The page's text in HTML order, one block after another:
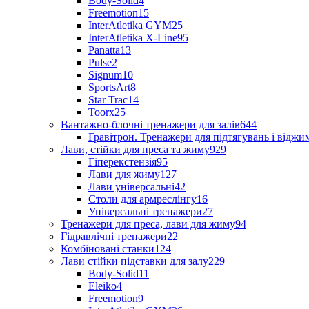
Freemotion15
InterAtletika GYM25
InterAtletika X-Line95
Panatta13
Pulse2
Signum10
SportsArt8
Star Trac14
Toorx25
Вантажно-блочні тренажери для залів644
Гравітрон. Тренажери для підтягувань і
Лави, стійки для преса та жиму929
Гіперекстензія95
Лави для жиму127
Лави універсальні42
Столи для армреслінгу16
Універсальні тренажери27
Тренажери для преса, лави для жиму94
Гідравлічні тренажери22
Комбіновані станки124
Лави стійки підставки для залу229
Body-Solid11
Eleiko4
Freemotion9